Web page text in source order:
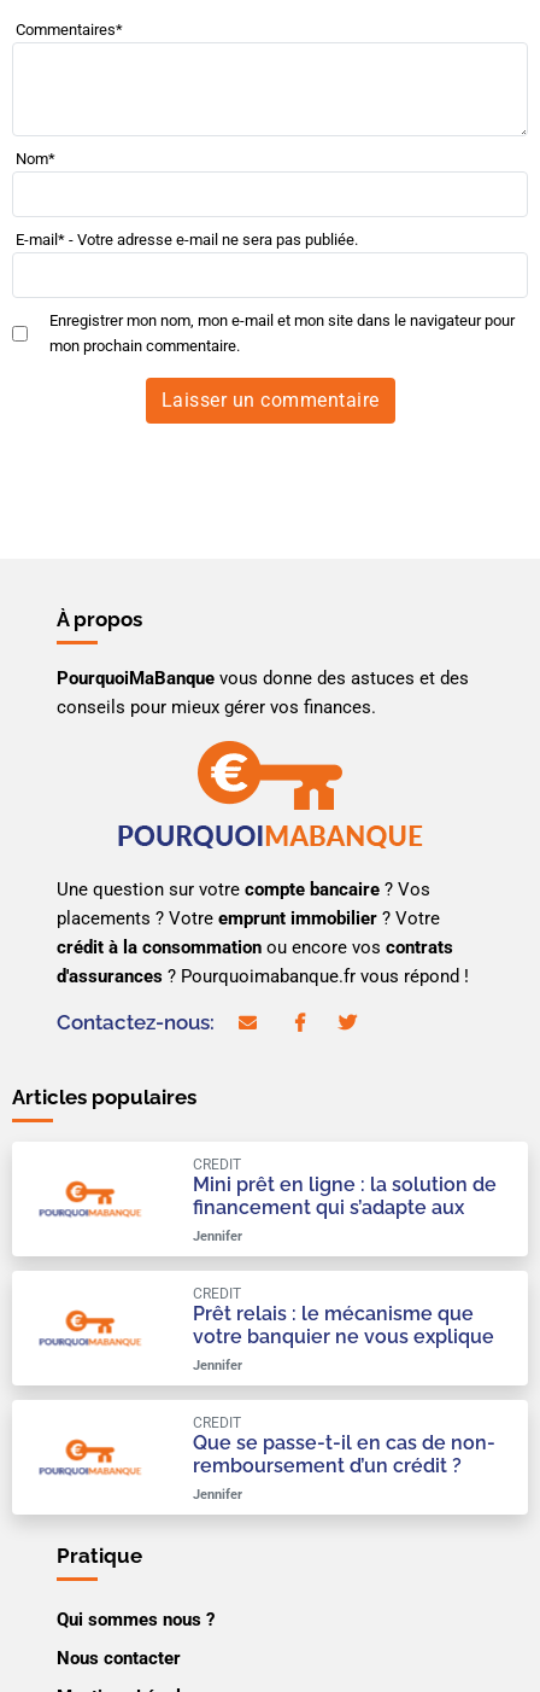
Commentaires*
Nom*
E-mail* - Votre adresse e-mail ne sera pas publiée.
Enregistrer mon nom, mon e-mail et mon site dans le navigateur pour
mon prochain commentaire.
À propos
PourquoiMaBanque vous donne des astuces et des
conseils pour mieux gérer vos finances.
Une question sur votrecompte bancaire ? Vos
placements ? Votreemprunt immobilier ? Votre
crédit à la consommation ou encore voscontrats
d'assurances ? Pourquoimabanque.fr vous répond !
Contactez-nous: contact@pourquoimabanque.fr
facebooktwitter
Articles populaires
Mini prêt en ligne : la solution de
financement qui s’adapte aux
urgences du quotidien
CREDIT
Jennifer
Prêt relais : le mécanisme que
votre banquier ne vous explique
qu’à moitié
CREDIT
Jennifer
Que se passe-t-il en cas de non-
remboursement d’un crédit ?
CREDIT
Jennifer
Pratique
Qui sommes nous ?
Nous contacter